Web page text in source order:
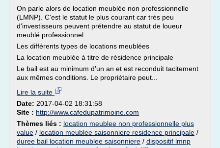
On parle alors de location meublée non professionnelle
(LMNP). C'est le statut le plus courant car très peu
d'investisseurs peuvent prétendre au statut de loueur
meublé professionnel.
Les différents types de locations meublées
La location meublée à titre de résidence principale
Le bail est au minimum d'un an et est reconduit tacitement
aux mêmes conditions. Le propriétaire peut...
Lire la suite
Date: 2017-04-02 18:31:58
Site : http://www.cafedupatrimoine.com
Thèmes liés : location meublee non professionnelle plus
value / location meublee saisonniere residence principale /
duree bail location meublee saisonniere / dispositif lmnp